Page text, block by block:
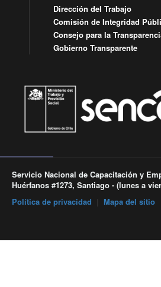
Dirección del Trabajo
Comisión de Integridad
Consejo para la
Gobierno Transparente
Servicio Nacional de Capacitación y
Huérfanos #1273, Santiago - (lunes a
Política de privacidad
Mapa del sitio